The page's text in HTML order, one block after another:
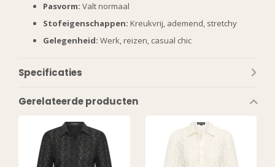
Pasvorm: Valt normaal
Stofeigenschappen: Kreukvrij, ademend, stretchy
Gelegenheid: Werk, reizen, casual chic
Specificaties
Gerelateerde producten